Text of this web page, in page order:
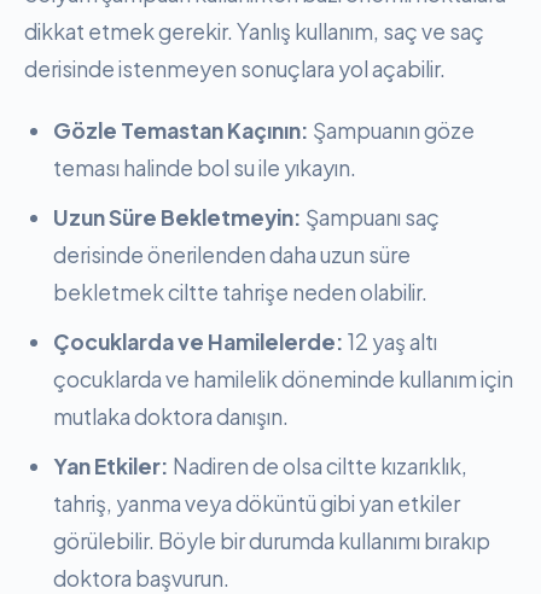
dikkat etmek gerekir. Yanlış kullanım, saç ve saç
derisinde istenmeyen sonuçlara yol açabilir.
Gözle Temastan Kaçının: Şampuanın göze
teması halinde bol su ile yıkayın.
Uzun Süre Bekletmeyin: Şampuanı saç
derisinde önerilenden daha uzun süre
bekletmek ciltte tahrişe neden olabilir.
Çocuklarda ve Hamilelerde: 12 yaş altı
çocuklarda ve hamilelik döneminde kullanım için
mutlaka doktora danışın.
Yan Etkiler: Nadiren de olsa ciltte kızarıklık,
tahriş, yanma veya döküntü gibi yan etkiler
görülebilir. Böyle bir durumda kullanımı bırakıp
doktora başvurun.